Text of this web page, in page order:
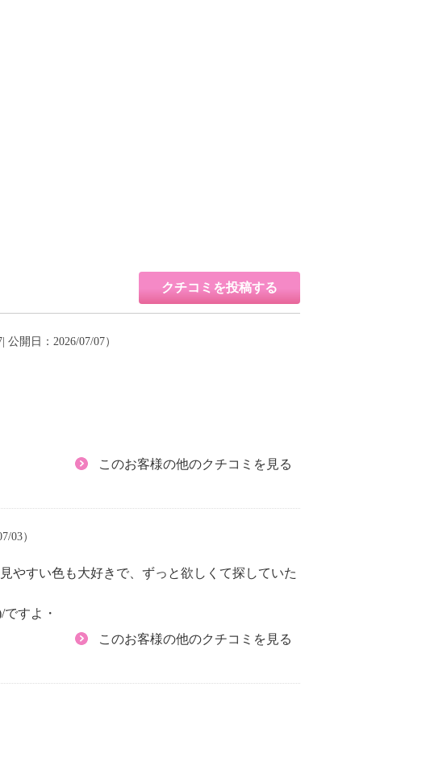
クチコミを投稿する
公開日：2026/07/07）
このお客様の他のクチコミを見る
03）
やすい色も大好きで、ずっと欲しくて探していた
すよ・
このお客様の他のクチコミを見る